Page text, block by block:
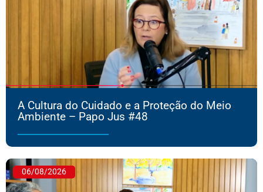
A Cultura do Cuidado e a Proteção do Meio
Ambiente – Papo Jus #48
06/08/2026